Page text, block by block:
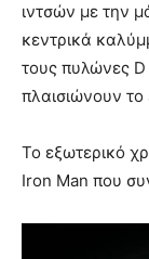
ιντσών με την
κεντρικά
τους πυλώνες
πλαισιώνουν το
Το εξωτερικό
Iron Man που